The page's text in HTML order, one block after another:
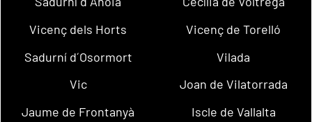
Vicenç dels Horts
Vicenç de Torelló
Sadurní d´Osormort
Vilada
Vic
Joan de Vilatorrada
Jaume de Frontanyà
Iscle de Vallalta